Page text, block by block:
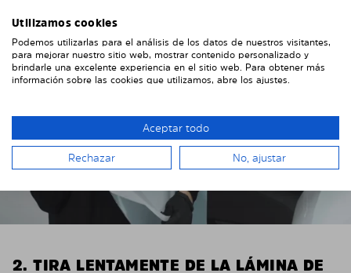
2. TIRA LENTAMENTE DE LA LÁMINA DE
Utilizamos cookies
Podemos utilizarlas para el análisis de los datos de nuestros visitantes,
para mejorar nuestro sitio web, mostrar contenido personalizado y
brindarle una excelente experiencia en el sitio web. Para obtener más
información sobre las cookies que utilizamos, abre los ajustes.
Aceptar todo
Rechazar No, ajustar